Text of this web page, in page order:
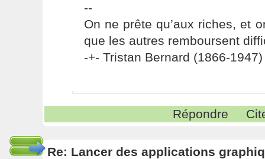
--
On ne prête qu’aux riches, et
que les autres remboursent
-+- Tristan Bernard (1866-1947)
Répondre
Re: Lancer des applications